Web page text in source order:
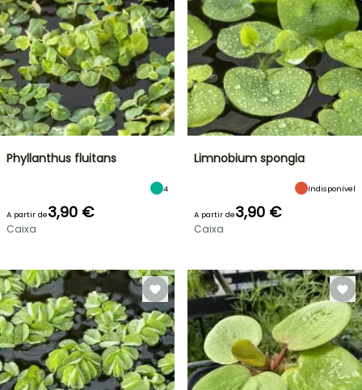
Phyllanthus fluitans
4
A partir de3,90 €
Caixa
Limnobium spongia
Indisponível
A partir de3,90 €
Caixa